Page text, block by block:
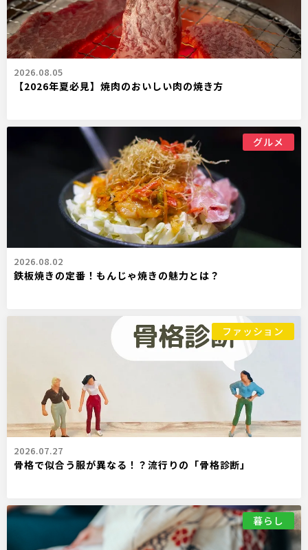
2026.08.05
【2026年夏必見】焼肉のおいしい肉の焼き方
グルメ
2026.08.02
鉄板焼きの定番！もんじゃ焼きの魅力とは？
ファッション
2026.07.27
骨格で似合う服が異なる！？流行りの「骨格診断」
暮らし